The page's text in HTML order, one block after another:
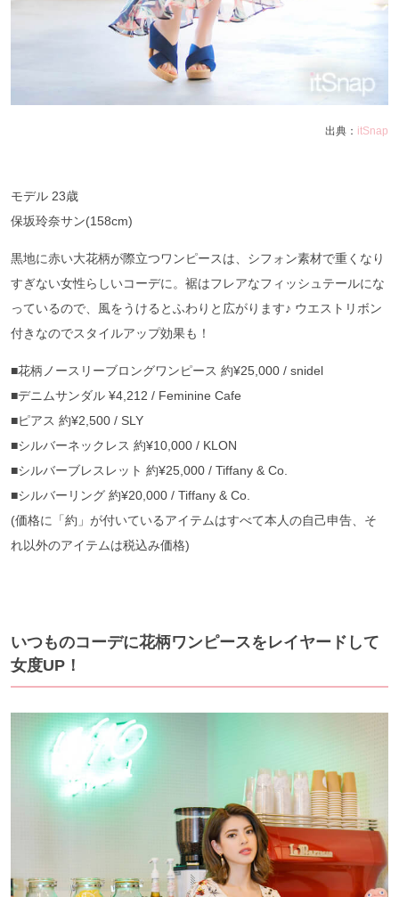
出典： itSnap
モデル 23歳
保坂玲奈サン(158cm)
黒地に赤い大花柄が際立つワンピースは、シフォン素材で重くなり
すぎない女性らしいコーデに。裾はフレアなフィッシュテールにな
っているので、風をうけるとふわりと広がります♪ ウエストリボン
付きなのでスタイルアップ効果も！
■花柄ノースリーブロングワンピース 約¥25,000 / snidel
■デニムサンダル ¥4,212 / Feminine Cafe
■ピアス 約¥2,500 / SLY
■シルバーネックレス 約¥10,000 / KLON
■シルバーブレスレット 約¥25,000 / Tiffany & Co.
■シルバーリング 約¥20,000 / Tiffany & Co.
(価格に「約」が付いているアイテムはすべて本人の自己申告、そ
れ以外のアイテムは税込み価格)
いつものコーデに花柄ワンピースをレイヤードして
女度UP！